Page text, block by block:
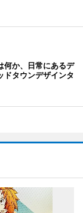
何か、日常にあるデ
ドタウンデザインタ